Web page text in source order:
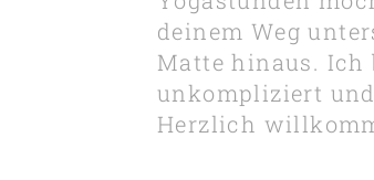
deinem Weg
Matte hinaus.
unkompliziert
Herzlich